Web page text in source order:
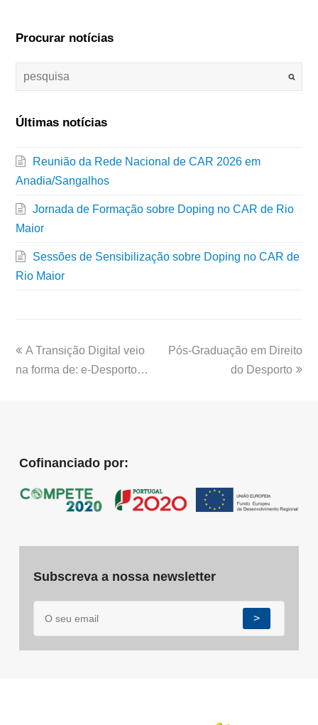
Procurar notícias
Últimas notícias
Reunião da Rede Nacional de CAR 2026 em
Anadia/Sangalhos
Jornada de Formação sobre Doping no CAR de Rio
Maior
Sessões de Sensibilização sobre Doping no CAR de
Rio Maior
Pós-Graduação em Direito
do Desporto
A Transição Digital veio
na forma de: e-Desporto…
Cofinanciado por:
Subscreva a nossa newsletter
>